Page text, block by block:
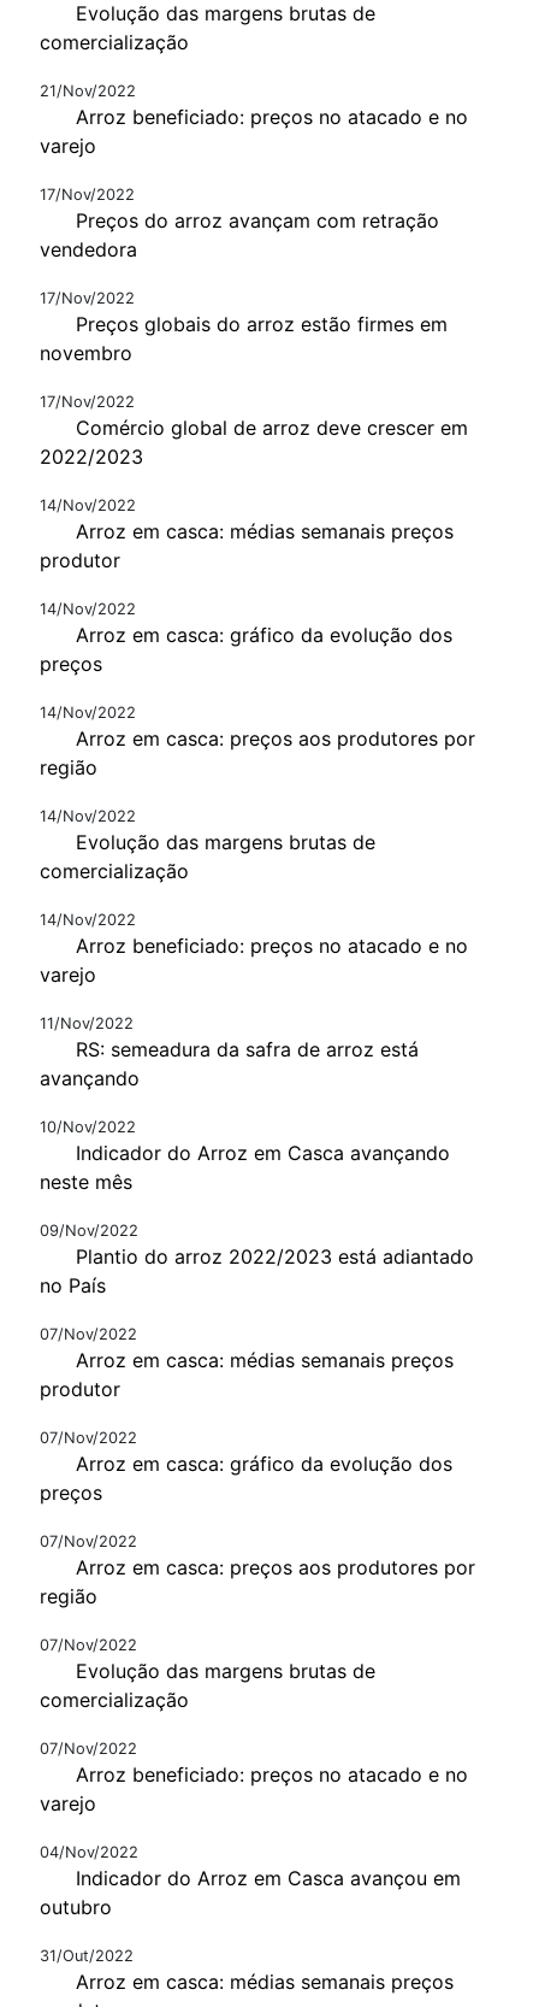
Evolução das margens brutas de
comercialização
21/Nov/2022
Arroz beneficiado: preços no atacado e no
varejo
17/Nov/2022
Preços do arroz avançam com retração
vendedora
17/Nov/2022
Preços globais do arroz estão firmes em
novembro
17/Nov/2022
Comércio global de arroz deve crescer em
2022/2023
14/Nov/2022
Arroz em casca: médias semanais preços
produtor
14/Nov/2022
Arroz em casca: gráfico da evolução dos
preços
14/Nov/2022
Arroz em casca: preços aos produtores por
região
14/Nov/2022
Evolução das margens brutas de
comercialização
14/Nov/2022
Arroz beneficiado: preços no atacado e no
varejo
11/Nov/2022
RS: semeadura da safra de arroz está
avançando
10/Nov/2022
Indicador do Arroz em Casca avançando
neste mês
09/Nov/2022
Plantio do arroz 2022/2023 está adiantado
no País
07/Nov/2022
Arroz em casca: médias semanais preços
produtor
07/Nov/2022
Arroz em casca: gráfico da evolução dos
preços
07/Nov/2022
Arroz em casca: preços aos produtores por
região
07/Nov/2022
Evolução das margens brutas de
comercialização
07/Nov/2022
Arroz beneficiado: preços no atacado e no
varejo
04/Nov/2022
Indicador do Arroz em Casca avançou em
outubro
31/Out/2022
Arroz em casca: médias semanais preços